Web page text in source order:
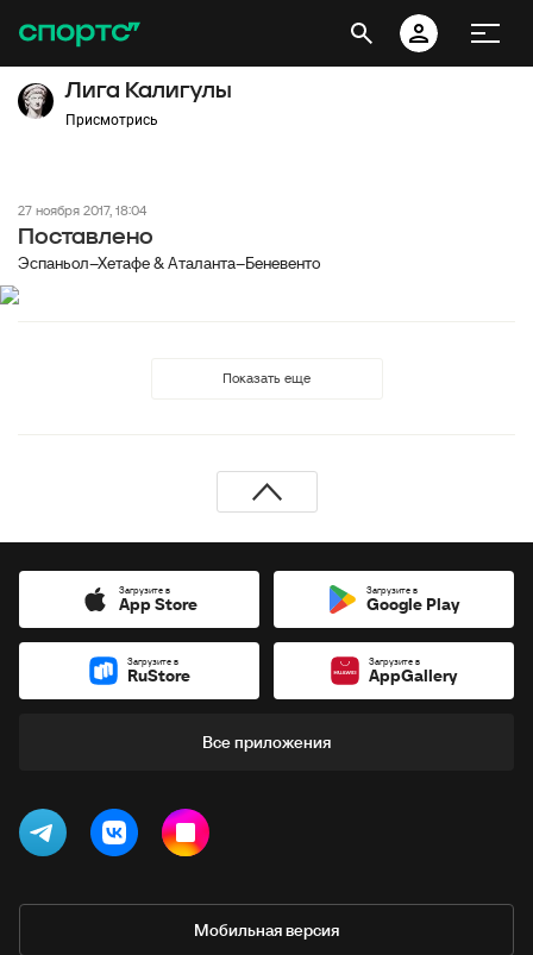
Лига Калигулы
Присмотрись
27 ноября 2017, 18:04
Поставлено
Эспаньол–Хетафе & Аталанта–Беневенто
Показать еще
Загрузите в
App Store
Загрузите в
Google Play
Загрузите в
RuStore
Загрузите в
AppGallery
Все приложения
Мобильная версия